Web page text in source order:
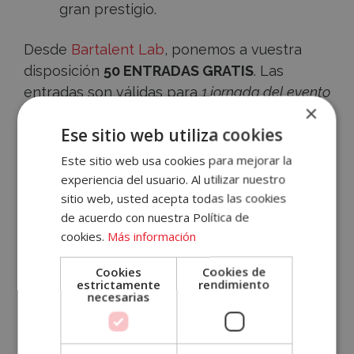
Tu
Cuenta
Email
gran prestigio.
Desde Bartalent Lab, ponemos a vuestra
disposición 50 ENTRADAS GRATIS. Las
entradas son válidas para 1 jornada del evento
¿Quieres hacerte con la tuya? Regístrate
inicia sesiónen nuestra plataforma y
consigue tucódigo promocionalpara
descargar tu acreditación.
×
Ese sitio web utiliza cookies
Este sitio web usa cookies para mejorar la
experiencia del usuario. Al utilizar nuestro
sitio web, usted acepta todas las cookies
de acuerdo con nuestra Política de
cookies. Más información
Cookies
estrictamente
necesarias
Cookies de
rendimiento